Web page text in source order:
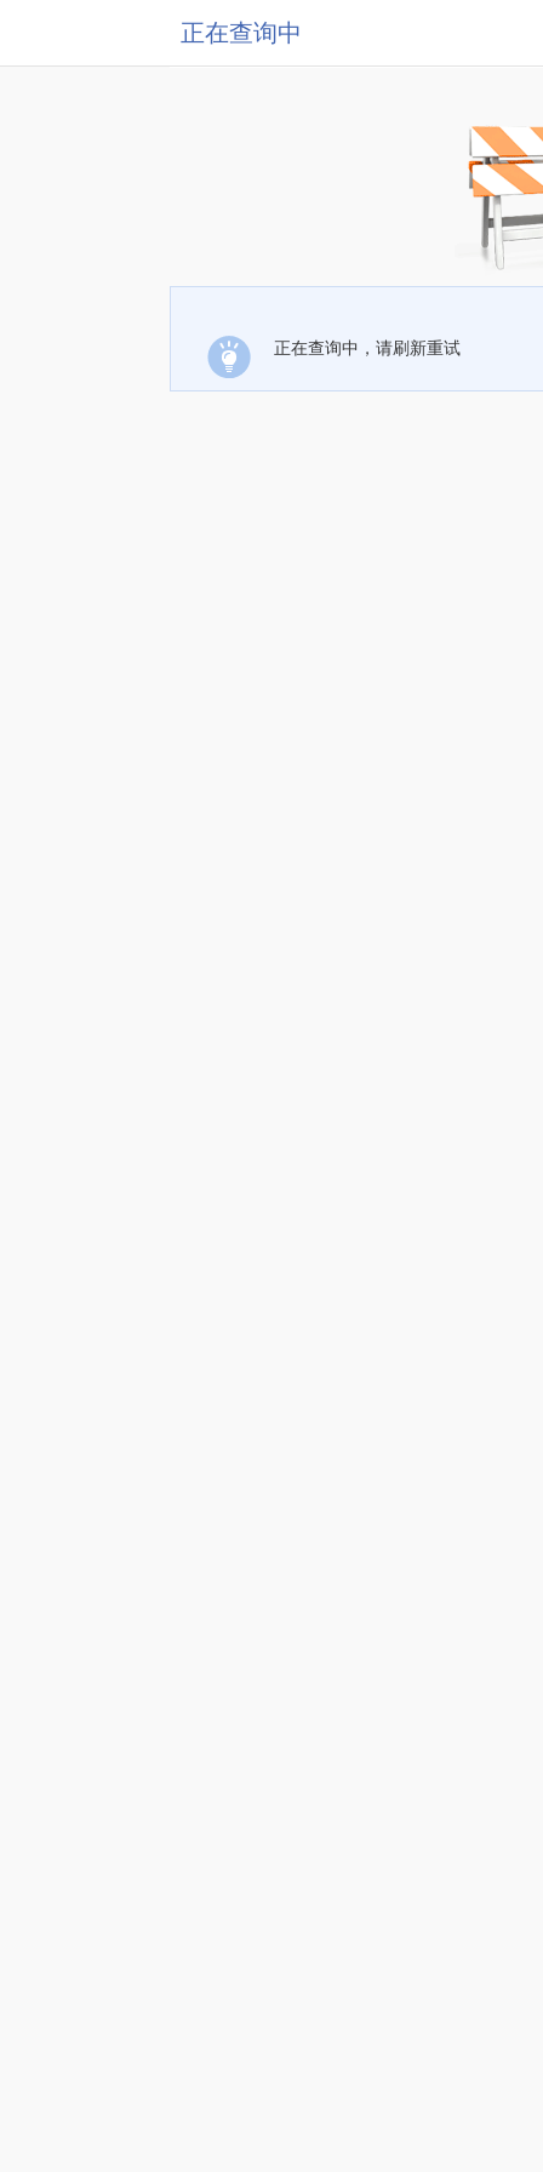
正在查询中
正在查询中，请刷新重试